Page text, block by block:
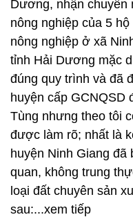
Dương, nhận
nông nghiệp của 5
nông nghiệp ở xã
tỉnh Hải Dương mặc
đúng quy trình và đã
huyện cấp GCNQSD
Tùng nhưng theo tôi
được làm rõ; nhất là
huyện Ninh Giang đã
quan, không trung
loại đất chuyên sản
sau:...xem tiếp